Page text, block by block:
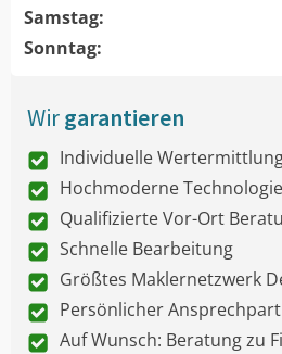
Samstag:
Sonntag:
Wirgarantieren
Individuelle
Hochmoderne Technologie
Qualifizierte Vor-Ort
Schnelle Bearbeitung
Größtes Maklernetzwerk
Persönlicher
Auf Wunsch: Beratung zu